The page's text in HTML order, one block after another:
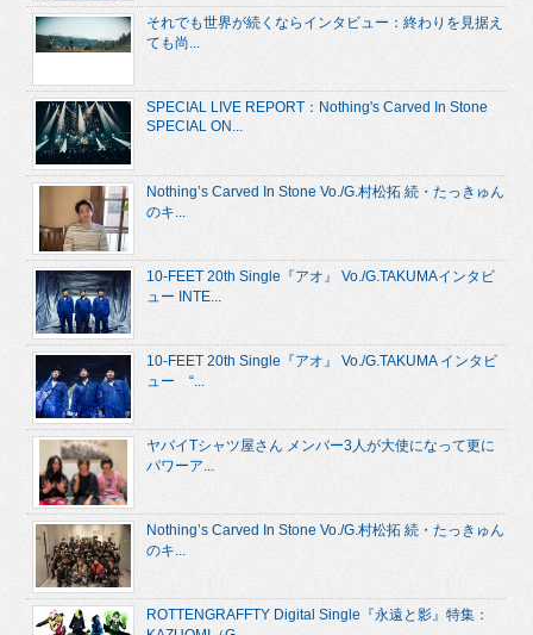
それでも世界が続くならインタビュー：終わりを見据え
ても尚...
SPECIAL LIVE REPORT：Nothing's Carved In Stone
SPECIAL ON...
Nothing’s Carved In Stone Vo./G.村松拓 続・たっきゅん
のキ...
10-FEET 20th Single『アオ』 Vo./G.TAKUMAインタビ
ュー INTE...
10-FEET 20th Single『アオ』 Vo./G.TAKUMA インタビ
ュー “...
ヤバイTシャツ屋さん メンバー3人が大使になって更に
パワーア...
Nothing’s Carved In Stone Vo./G.村松拓 続・たっきゅん
のキ...
ROTTENGRAFFTY Digital Single『永遠と影』特集：